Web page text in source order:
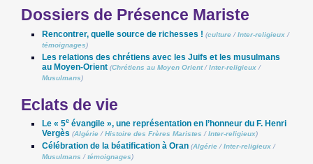
Dossiers de Présence Mariste
Rencontrer, quelle source de richesses ! (culture /Inter-religieux /
témoignages)
Les relations des chrétiens avec les Juifs et les musulmans
au Moyen-Orient (Chrétiens au Moyen Orient/Inter-religieux /
Musulmans)
Eclats de vie
Le « 5e évangile », une représentation en l’honneur du F. Henri
Vergès (Algérie /Histoire des Frères Maristes /Inter-religieux)
Célébration de la béatification à Oran (Algérie /Inter-religieux /
Musulmans /témoignages)